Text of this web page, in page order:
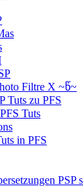
Filtre X ~წ~
Tuts zu PFS
Tuts
in PFS
PSP